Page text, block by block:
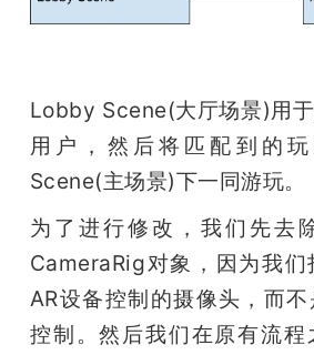
Lobby Scene(大厅场景)用
用户，然后将匹配到的
Scene(主场景)下一同游玩。
为了进行修改，我们先去
CameraRig对象，因为我们
AR设备控制的摄像头，而
控制。然后我们在原有流程